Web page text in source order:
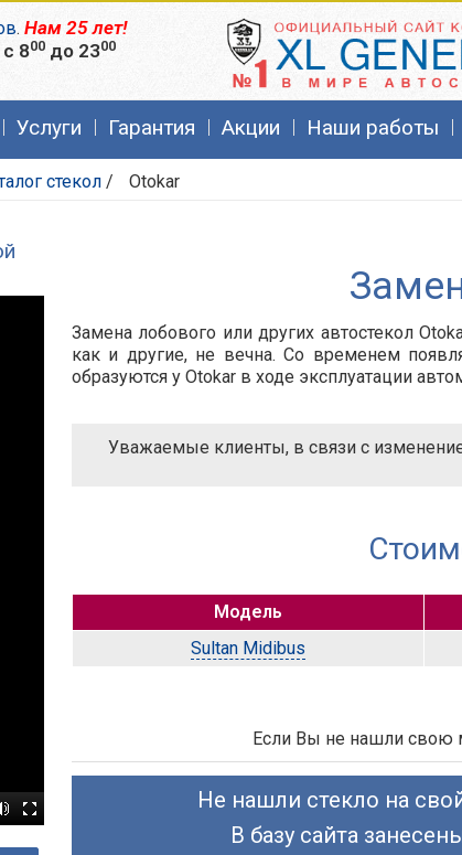
.Нам 25 лет!
800 до 2300
Услуги Гарантия Акции Наши работы
стекол / Otokar
Замена лобового или других автостекол
как и другие, не вечна. Со временем
образуются у Otokar в ходе эксплуатации
Уважаемые клиенты, в связи с
Модель
Sultan Midibus
Если Вы не нашли свою
Не нашли стекло на
В базу сайта